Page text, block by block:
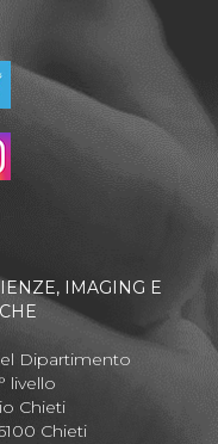
IMAGING E
Dipartimento
livello
Chieti
Chieti